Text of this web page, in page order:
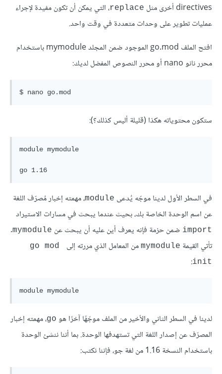
directives أخرى مثل
replace، التي يمكن أن تكون مفيدة لإجراء
عمليات تطوير على وحدات متعددة في وقت واحد.
افتح الملف go.mod الموجود ضمن المجلد mymodule باستخدام
محرر نانو nano أو محرر النصوص المفضل لديك:
ستكون محتوياته هكذا (قليلة أليس كذلك؟):
module mymodule
في السطر الأول لدينا موجّه يُدعى module، مهمته إخبار مُصرّف اللغة
عن اسم الوحدة الخاصة بك، بحيث عندما يبحث في مسارات الاستيراد
import ضمن حزمة فإنه يعرف أين عليه أن يبحث عن mymodule
.
تأتي القيمة mymodule من المعامل الذي مررته إلى
go mod
init
:
لدينا في السطر الثاني والأخير من الملف موجّهًا آخرًا هو go، مهمته إخبار
المصرّف عن إصدار اللغة التي تستهدفها الوحدة. بما أننا ننشئ الوحدة
باستخدام النسخة 1.16 من لغة جو، فإننا نكتب: